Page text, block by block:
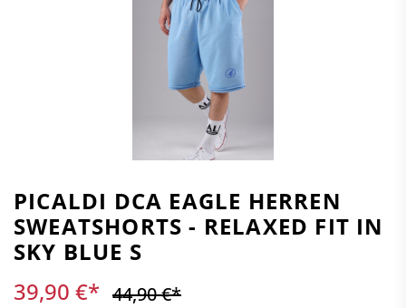
PICALDI DCA EAGLE HERREN
SWEATSHORTS - RELAXED FIT IN
SKY BLUE S
39,90 €* 44,90 €*